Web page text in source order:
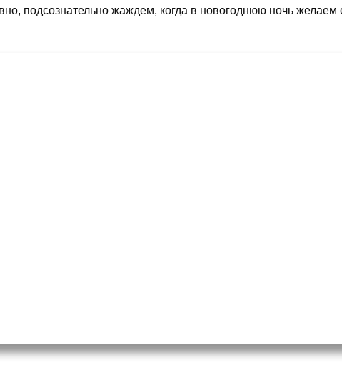
подсознательно жаждем, когда в новогоднюю ночь желаем